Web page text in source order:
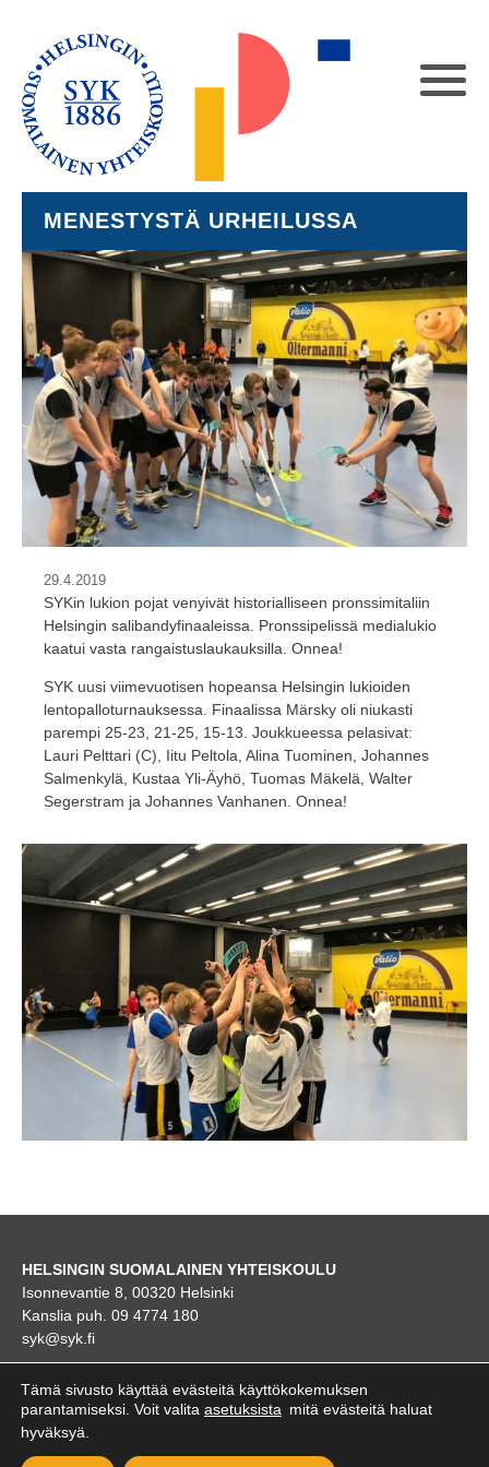
MENESTYSTÄ URHEILUSSA
29.4.2019
SYKin lukion pojat venyivät historialliseen pronssimitaliin
Helsingin salibandyfinaaleissa. Pronssipelissä medialukio
kaatui vasta rangaistuslaukauksilla. Onnea!
SYK uusi viimevuotisen hopeansa Helsingin lukioiden
lentopalloturnauksessa. Finaalissa Märsky oli niukasti
parempi 25-23, 21-25, 15-13. Joukkueessa pelasivat:
Lauri Pelttari (C), Iitu Peltola, Alina Tuominen, Johannes
Salmenkylä, Kustaa Yli-Äyhö, Tuomas Mäkelä, Walter
Segerstram ja Johannes Vanhanen. Onnea!
HELSINGIN SUOMALAINEN YHTEISKOULU
Isonnevantie 8, 00320 Helsinki
Kanslia puh. 09 4774 180
syk@syk.fi
Tämä sivusto käyttää evästeitä käyttökokemuksen
parantamiseksi. Voit valita asetuksista mitä evästeitä haluat
hyväksyä.